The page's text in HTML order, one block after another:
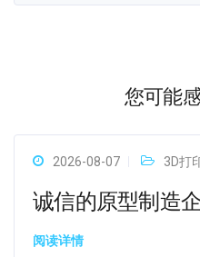
您可能
2026-08-07 3D打
诚信的原型制造
阅读详情